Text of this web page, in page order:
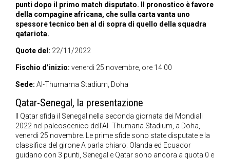
punti dopo il primo match disputato. Il pronostico è favore
della compagine africana, che sulla carta vanta uno
spessore tecnico ben al di sopra di quello della squadra
qatariota.
Quote del: 22/11/2022
Fischio d’inizio: venerdì 25 novembre, ore 14.00
Sede: Al-Thumama Stadium, Doha
Qatar-Senegal, la presentazione
Il Qatar sfida il Senegal nella seconda giornata dei Mondiali
2022 nel palcoscenico dell’Al- Thumana Stadium, a Doha,
venerdì 25 novembre. Le prime sfide sono state disputate e la
classifica del girone A parla chiaro: Olanda ed Ecuador
guidano con 3 punti, Senegal e Qatar sono ancora a quota 0 e